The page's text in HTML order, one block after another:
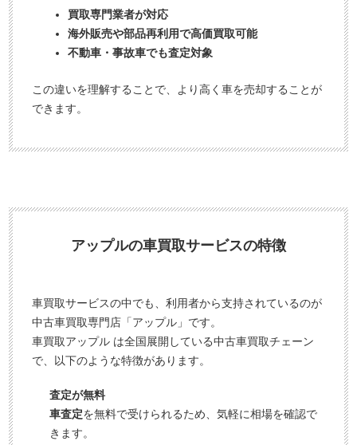
買取専門業者が対応
海外販売や部品再利用で高価買取可能
不動車・事故車でも査定対象
この違いを理解することで、より高く車を売却することが
できます。
アップルの車買取サービスの特徴
車買取サービスの中でも、利用者から支持されているのが
中古車買取専門店「アップル」です。
車買取アップル は全国展開している中古車買取チェーン
で、以下のような特徴があります。
査定が無料
車査定を無料で受けられるため、気軽に相場を確認で
きます。